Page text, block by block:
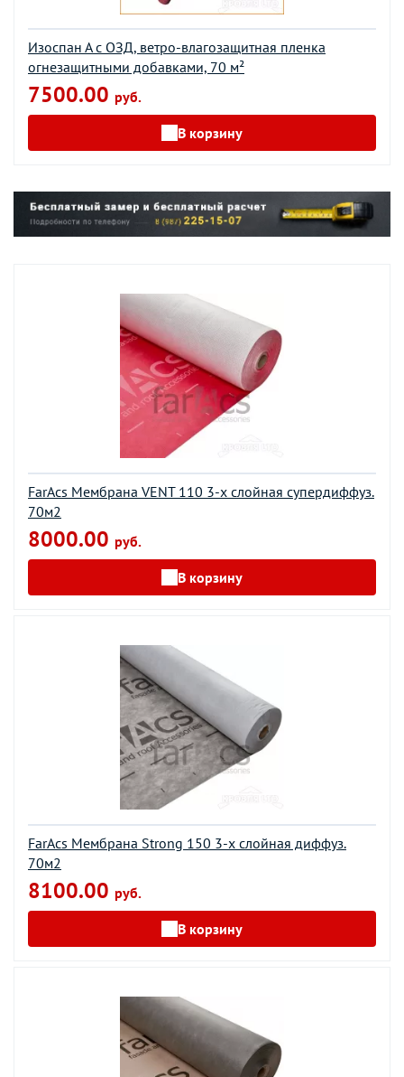
Изоспан А с ОЗД, ветро-влагозащитная пленка
огнезащитными добавками, 70 м²
7500.00 руб.
В корзину
FarAcs Мембрана VENT 110 3-х слойная супердиффуз.
70м2
8000.00 руб.
В корзину
FarAcs Мембрана Strong 150 3-х слойная диффуз.
70м2
8100.00 руб.
В корзину